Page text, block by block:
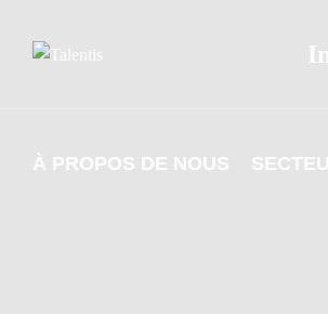
content
À PROPOS DE NOUS